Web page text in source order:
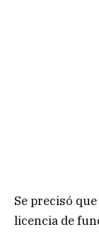
Se precisó
licencia de